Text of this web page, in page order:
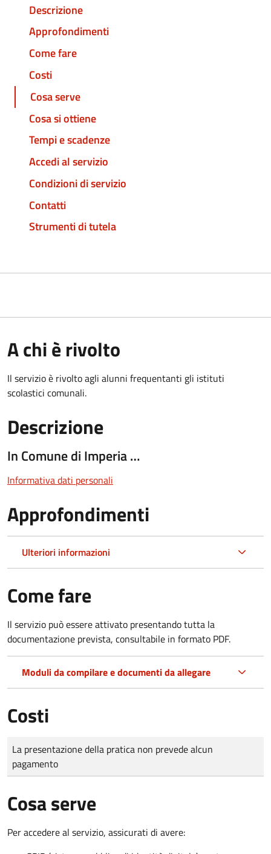
Descrizione
Approfondimenti
Come fare
Costi
Cosa serve
Cosa si ottiene
Tempi e scadenze
Accedi al servizio
Condizioni di servizio
Contatti
Strumenti di tutela
A chi è rivolto
Il servizio è rivolto agli alunni frequentanti gli istituti
scolastici comunali.
Descrizione
In Comune di Imperia …
Informativa dati personali
Approfondimenti
Ulteriori informazioni
Come fare
Il servizio può essere attivato presentando tutta la
documentazione prevista, consultabile in formato PDF.
Moduli da compilare e documenti da allegare
Costi
Tipo di pagamento
Importo
La presentazione della pratica non prevede alcun
pagamento
Cosa serve
Per accedere al servizio, assicurati di avere: